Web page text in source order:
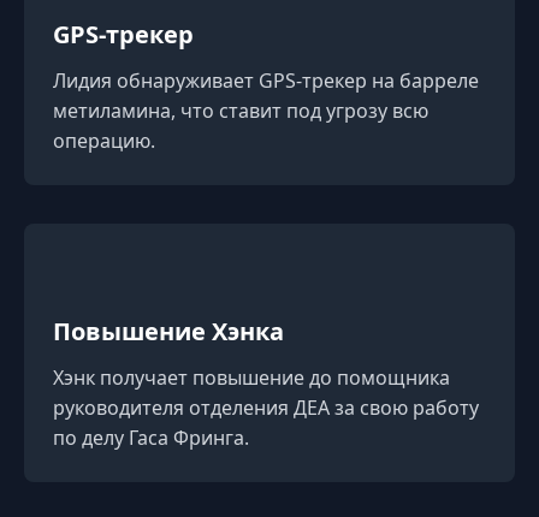
GPS-трекер
Лидия обнаруживает GPS-трекер на барреле
метиламина, что ставит под угрозу всю
операцию.
Повышение Хэнка
Хэнк получает повышение до помощника
руководителя отделения ДЕА за свою работу
по делу Гаса Фринга.